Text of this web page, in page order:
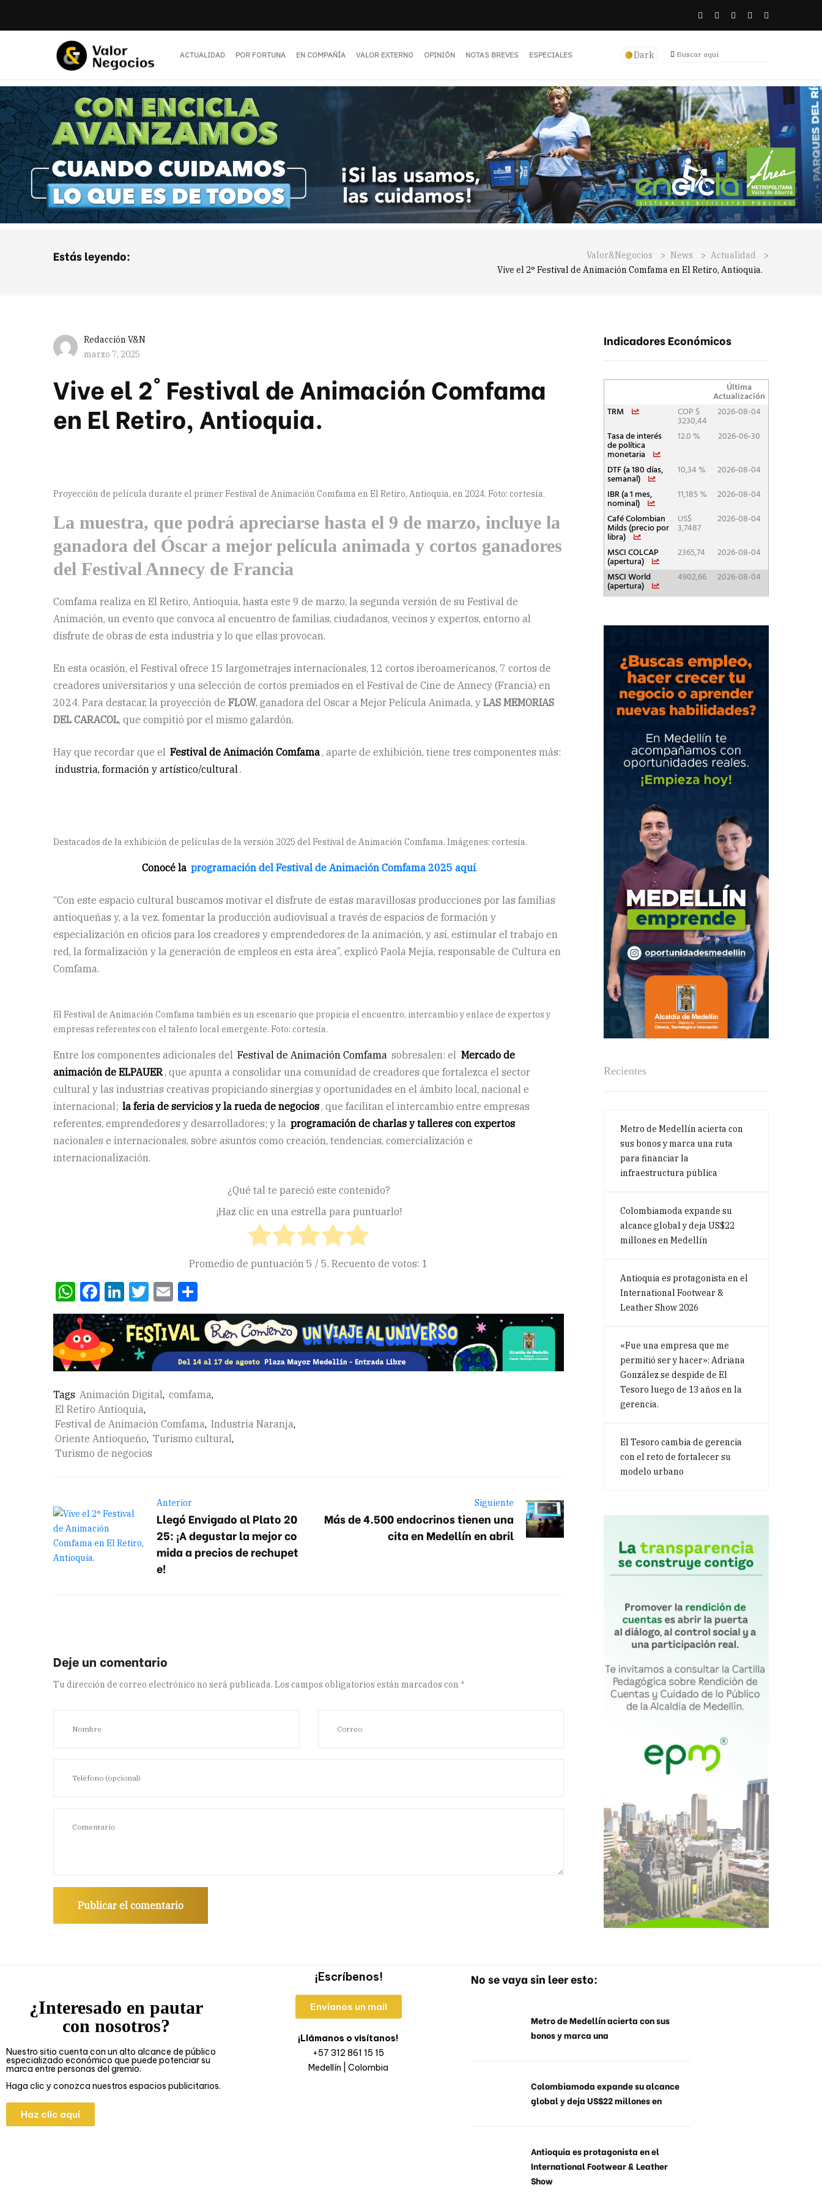
ACTUALIDAD POR FORTUNA EN COMPAÑÍA VALOR EXTERNO OPINIÓN NOTAS BREVES ESPECIALES Dark
Estás leyendo: Valor&Negocios > News > Actualidad
>
Vive el 2° Festival de Animación Comfama en El Retiro, Antioquia.
Redacción V&N
marzo 7, 2025
Vive el 2° Festival de Animación Comfama
en El Retiro, Antioquia.
Proyección de película durante el primer Festival de Animación Comfama en El Retiro, Antioquia, en 2024. Foto: cortesía.
La muestra, que podrá apreciarse hasta el 9 de marzo, incluye la
ganadora del Óscar a mejor película animada y cortos ganadores
del Festival Annecy de Francia
Comfama realiza en El Retiro, Antioquia, hasta este 9 de marzo, la segunda versión de su Festival de
Animación, un evento que convoca al encuentro de familias, ciudadanos, vecinos y expertos, entorno al
disfrute de obras de esta industria y lo que ellas provocan.
En esta ocasión, el Festival ofrece 15 largometrajes internacionales, 12 cortos iberoamericanos, 7 cortos de
creadores universitarios y una selección de cortos premiados en el Festival de Cine de Annecy (Francia) en
2024. Para destacar, la proyección de FLOW, ganadora del Oscar a Mejor Película Animada, y LAS MEMORIAS
DEL CARACOL, que compitió por el mismo galardón.
Hay que recordar que el Festival de Animación Comfama, aparte de exhibición, tiene tres componentes más:
industria, formación y artístico/cultural.
Destacados de la exhibición de películas de la versión 2025 del Festival de Animación Comfama. Imágenes: cortesía.
Conocé la programación del Festival de Animación Comfama 2025 aquí.
“Con este espacio cultural buscamos motivar el disfrute de estas maravillosas producciones por las familias
antioqueñas y, a la vez, fomentar la producción audiovisual a través de espacios de formación y
especialización en oficios para los creadores y emprendedores de la animación, y así, estimular el trabajo en
red, la formalización y la generación de empleos en esta área”, explicó Paola Mejía, responsable de Cultura en
Comfama.
El Festival de Animación Comfama también es un escenario que propicia el encuentro, intercambio y enlace de expertos y
empresas referentes con el talento local emergente. Foto: cortesía.
Entre los componentes adicionales del Festival de Animación Comfama sobresalen: el Mercado de
animación de ELPAUER, que apunta a consolidar una comunidad de creadores que fortalezca el sector
cultural y las industrias creativas propiciando sinergias y oportunidades en el ámbito local, nacional e
internacional; la feria de servicios y la rueda de negocios, que facilitan el intercambio entre empresas
referentes, emprendedores y desarrolladores; y la programación de charlas y talleres con expertos
nacionales e internacionales, sobre asuntos como creación, tendencias, comercialización e
internacionalización.
¿Qué tal te pareció este contenido?
¡Haz clic en una estrella para puntuarlo!
Promedio de puntuación 5 / 5. Recuento de votos: 1
WhatsApp
Facebook
LinkedIn
Twitter
Email
Tags Animación Digital, comfama,
El Retiro Antioquia,
Festival de Animación Comfama, Industria Naranja,
Oriente Antioqueño, Turismo cultural,
Turismo de negocios
Anterior
Llegó Envigado al Plato 20
25: ¡A degustar la mejor co
mida a precios de rechupet
e!
Siguiente
Más de 4.500 endocrinos tienen una
cita en Medellín en abril
Tu dirección de correo electrónico no será publicada. Los campos obligatorios están marcados con *
Indicadores Económicos
Recientes
Metro de Medellín acierta con
sus bonos y marca una ruta
para financiar la
infraestructura pública
Colombiamoda expande su
alcance global y deja US$22
millones en Medellín
Antioquia es protagonista en el
International Footwear &
Leather Show 2026
«Fue una empresa que me
permitió ser y hacer»: Adriana
González se despide de El
Tesoro luego de 13 años en la
gerencia.
El Tesoro cambia de gerencia
con el reto de fortalecer su
modelo urbano
¿Interesado en pautar
con nosotros?
Nuestro sitio cuenta con un alto alcance de público
especializado económico que puede potenciar su
marca entre personas del gremio.
Haga clic y conozca nuestros espacios publicitarios.
Haz clic aquí
¡Escríbenos!
Envíanos un mail
¡Llámanos o visítanos!
+57 312 861 15 15
Medellín | Colombia
No se vaya sin leer esto:
Metro de Medellín acierta con sus
bonos y marca una
Colombiamoda expande su alcance
global y deja US$22 millones en
Antioquia es protagonista en el
International Footwear & Leather
Show